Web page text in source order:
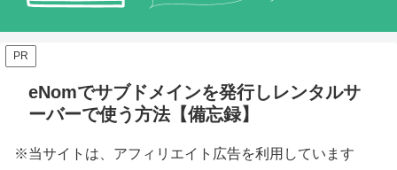
PR
eNomでサブドメインを発行しレンタルサ
ーバーで使う方法【備忘録】
※当サイトは、アフィリエイト広告を利用しています